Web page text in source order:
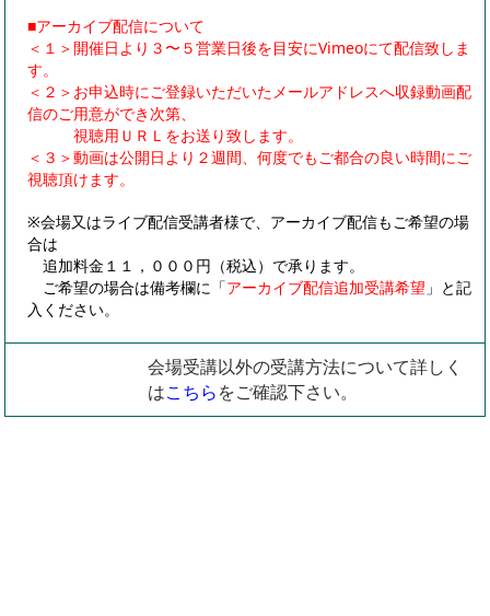
■アーカイブ配信について
＜１＞開催日より３〜５営業日後を目安にVimeoにて配信致しま
す。
＜２＞お申込時にご登録いただいたメールアドレスへ収録動画配
信のご用意ができ次第、
視聴用ＵＲＬをお送り致します。
＜３＞動画は公開日より２週間、何度でもご都合の良い時間にご
視聴頂けます。
※会場又はライブ配信受講者様で、アーカイブ配信もご希望の場
合は
追加料金１１，０００円（税込）で承ります。
ご希望の場合は備考欄に「アーカイブ配信追加受講希望 」と記
入ください。
会場受講以外の受講方法について詳しく
はこちらをご確認下さい。